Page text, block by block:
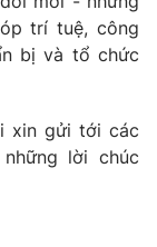
trí tuệ, công
bị và tổ chức
xin gửi tới các
lời chúc